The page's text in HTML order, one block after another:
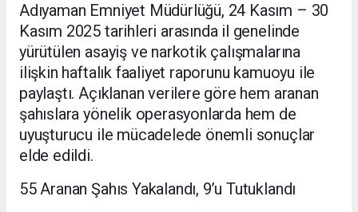
Adıyaman Emniyet Müdürlüğü, 24 Kasım – 30
Kasım 2025 tarihleri arasında il genelinde
yürütülen asayiş ve narkotik çalışmalarına
ilişkin haftalık faaliyet raporunu kamuoyu ile
paylaştı. Açıklanan verilere göre hem aranan
şahıslara yönelik operasyonlarda hem de
uyuşturucu ile mücadelede önemli sonuçlar
elde edildi.
55 Aranan Şahıs Yakalandı, 9’u Tutuklandı